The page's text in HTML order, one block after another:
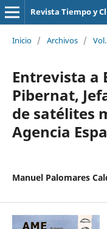
Revista Tiempo y
Inicio / Archivos /
Entrevista a
Pibernat,
de satélites
Agencia
Manuel Palomares